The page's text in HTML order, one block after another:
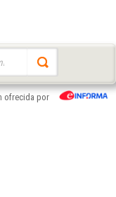
ofrecida por